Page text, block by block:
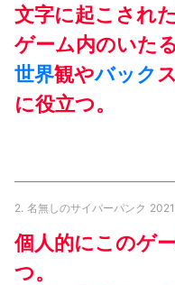
文字に起こされ
ゲーム内のいた
世界観やバック
に役立つ。
2. 名無しのサイバーパンク
個人的にこのゲ
つ。